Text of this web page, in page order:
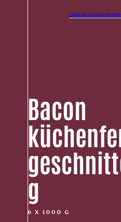
Danish Crown
Bacon
g
6 X 1000 G